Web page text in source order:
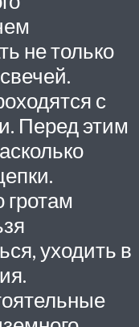
не только
с
Перед этим
гротам
уходить в